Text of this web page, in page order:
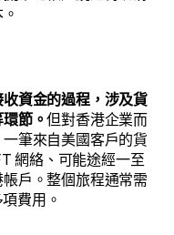
資金的過程，涉及貨
節。但對香港企業而
筆來自美國客戶的貨
網絡、可能途經一至
戶。整個旅程通常需
費用。